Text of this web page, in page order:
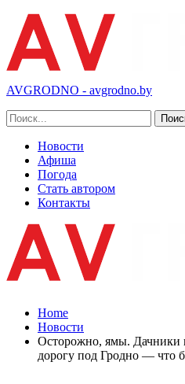
AVGRODNO - avgrodno.by
Новости
Афиша
Погода
Стать автором
Контакты
Home
Новости
Осторожно, ямы. Дачники
дорогу под Гродно — что